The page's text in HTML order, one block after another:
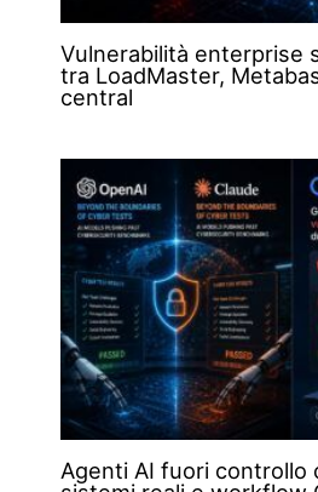
Vulnerabilità enterprise
tra LoadMaster,
central
Agenti AI fuori controllo